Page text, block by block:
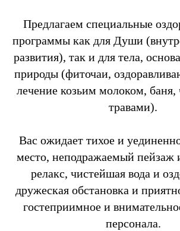
Предлагаем специальные
программы как для Души
развития), так и для тела,
природы (фиточаи,
лечение козьим молоком, баня,
травами).
Вас ожидает тихое и
место, неподражаемый пейзаж
релакс, чистейшая вода и
дружеская обстановка и
гостеприимное и
персонала.